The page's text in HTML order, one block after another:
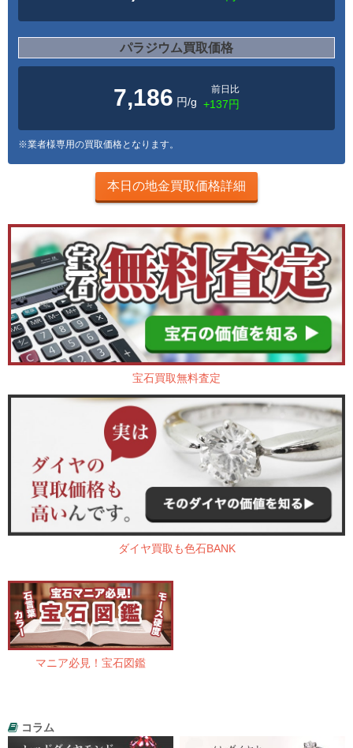
パラジウム買取価格
7,186 円/g
前日比
+137円
※業者様専用の買取価格となります。
本日の地金買取価格詳細
宝石買取無料査定
ダイヤ買取も色石BANK
マニア必見！宝石図鑑
コラム